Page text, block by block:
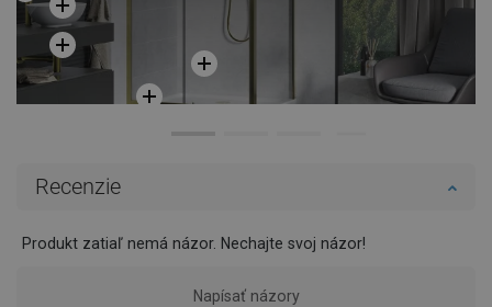
Recenzie
Produkt zatiaľ nemá názor. Nechajte svoj názor!
Napísať názory